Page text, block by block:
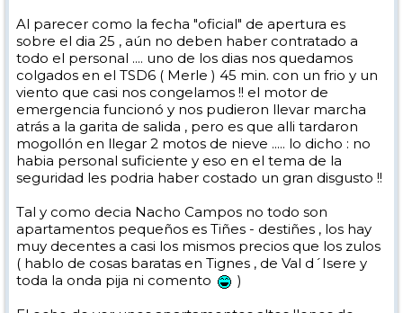
Al parecer como la fecha "oficial" de apertura es
sobre el dia 25 , aún no deben haber contratado a
todo el personal .... uno de los dias nos quedamos
colgados en el TSD6 ( Merle ) 45 min. con un frio y un
viento que casi nos congelamos !! el motor de
emergencia funcionó y nos pudieron llevar marcha
atrás a la garita de salida , pero es que alli tardaron
mogollón en llegar 2 motos de nieve ..... lo dicho : no
habia personal suficiente y eso en el tema de la
seguridad les podria haber costado un gran disgusto !!
Tal y como decia Nacho Campos no todo son
apartamentos pequeños es Tiñes - destiñes , los hay
muy decentes a casi los mismos precios que los zulos
( hablo de cosas baratas en Tignes , de Val d´Isere y
toda la onda pija ni comento
)